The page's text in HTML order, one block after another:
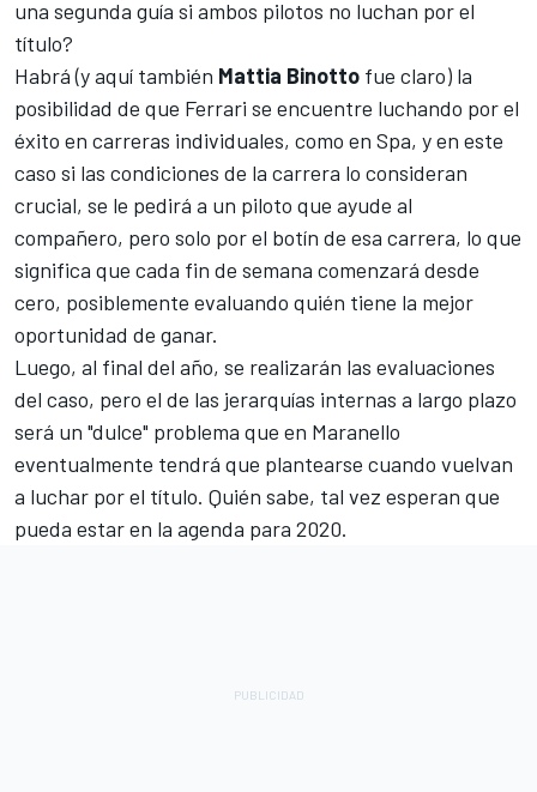
una segunda guía si ambos pilotos no luchan por el
título?
Habrá (y aquí también Mattia Binotto fue claro) la
posibilidad de que Ferrari se encuentre luchando por el
éxito en carreras individuales, como en Spa, y en este
caso si las condiciones de la carrera lo consideran
crucial, se le pedirá a un piloto que ayude al
compañero, pero solo por el botín de esa carrera, lo que
significa que cada fin de semana comenzará desde
cero, posiblemente evaluando quién tiene la mejor
oportunidad de ganar.
Luego, al final del año, se realizarán las evaluaciones
del caso, pero el de las jerarquías internas a largo plazo
será un "dulce" problema que en Maranello
eventualmente tendrá que plantearse cuando vuelvan
a luchar por el título. Quién sabe, tal vez esperan que
pueda estar en la agenda para 2020.